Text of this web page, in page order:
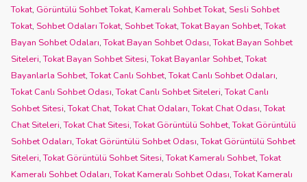
Tokat, Görüntülü Sohbet Tokat, Kameralı Sohbet Tokat, Sesli Sohbet
Tokat, Sohbet Odaları Tokat, Sohbet Tokat,Tokat Bayan Sohbet,Tokat
Bayan Sohbet Odaları,Tokat Bayan Sohbet Odası,Tokat Bayan Sohbet
Siteleri,Tokat Bayan Sohbet Sitesi,Tokat Bayanlar Sohbet,Tokat
Bayanlarla Sohbet,Tokat Canlı Sohbet,Tokat Canlı Sohbet Odaları,
Tokat Canlı Sohbet Odası,Tokat Canlı Sohbet Siteleri,Tokat Canlı
Sohbet Sitesi,Tokat Chat,Tokat Chat Odaları,Tokat Chat Odası,Tokat
Chat Siteleri,Tokat Chat Sitesi,Tokat Görüntülü Sohbet,Tokat Görüntülü
Sohbet Odaları,Tokat Görüntülü Sohbet Odası,Tokat Görüntülü Sohbet
Siteleri,Tokat Görüntülü Sohbet Sitesi,Tokat Kameralı Sohbet,Tokat
Kameralı Sohbet Odaları,Tokat Kameralı Sohbet Odası,Tokat Kameralı